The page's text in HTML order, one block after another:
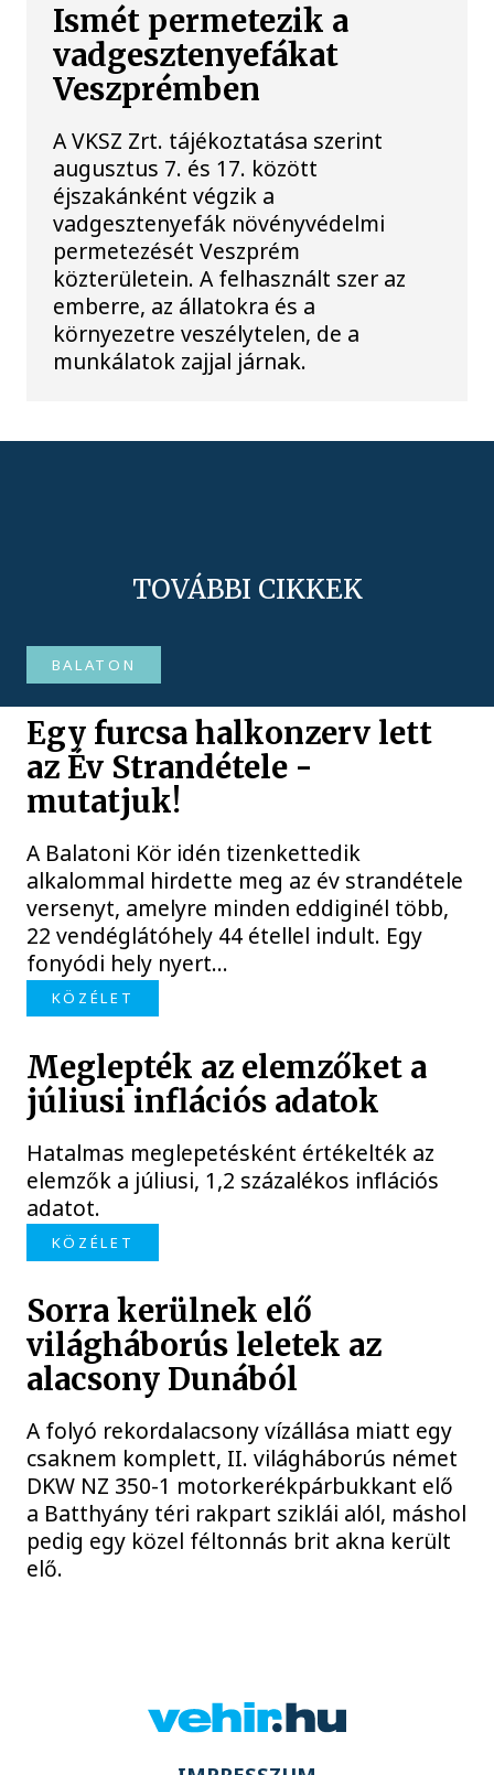
Ismét permetezik a
vadgesztenyefákat
Veszprémben
A VKSZ Zrt. tájékoztatása szerint
augusztus 7. és 17. között
éjszakánként végzik a
vadgesztenyefák növényvédelmi
permetezését Veszprém
közterületein. A felhasznált szer az
emberre, az állatokra és a
környezetre veszélytelen, de a
munkálatok zajjal járnak.
TOVÁBBI CIKKEK
BALATON
Egy furcsa halkonzerv lett
az Év Strandétele -
mutatjuk!
A Balatoni Kör idén tizenkettedik
alkalommal hirdette meg az év strandétele
versenyt, amelyre minden eddiginél több,
22 vendéglátóhely 44 étellel indult. Egy
fonyódi hely nyert...
KÖZÉLET
Meglepték az elemzőket a
júliusi inflációs adatok
Hatalmas meglepetésként értékelték az
elemzők a júliusi, 1,2 százalékos inflációs
adatot.
KÖZÉLET
Sorra kerülnek elő
világháborús leletek az
alacsony Dunából
A folyó rekordalacsony vízállása miatt egy
csaknem komplett, II. világháborús német
DKW NZ 350-1 motorkerékpárbukkant elő
a Batthyány téri rakpart sziklái alól, máshol
pedig egy közel féltonnás brit akna került
elő.